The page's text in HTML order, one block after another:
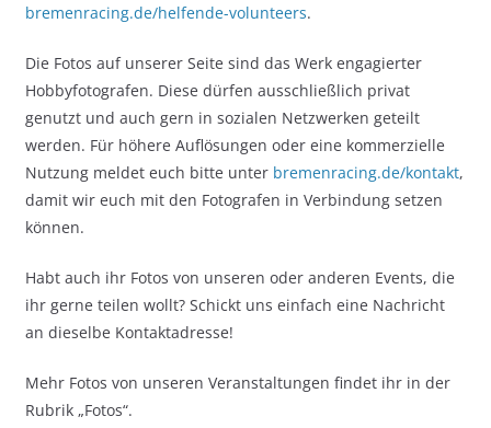
bremenracing.de/helfende-volunteers.
Die Fotos auf unserer Seite sind das Werk engagierter
Hobbyfotografen. Diese dürfen ausschließlich privat
genutzt und auch gern in sozialen Netzwerken geteilt
werden. Für höhere Auflösungen oder eine kommerzielle
Nutzung meldet euch bitte unter bremenracing.de/kontakt,
damit wir euch mit den Fotografen in Verbindung setzen
können.
Habt auch ihr Fotos von unseren oder anderen Events, die
ihr gerne teilen wollt? Schickt uns einfach eine Nachricht
an dieselbe Kontaktadresse!
Mehr Fotos von unseren Veranstaltungen findet ihr in der
Rubrik „Fotos“.